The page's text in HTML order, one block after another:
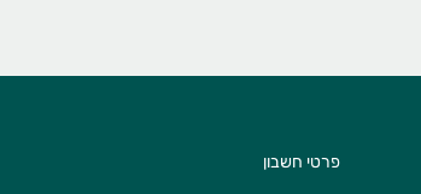
פרטי חשבון